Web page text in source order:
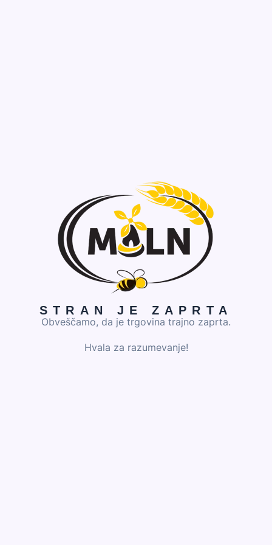
STRAN JE ZAPRTA
Obveščamo, da je trgovina trajno zaprta.
Hvala za razumevanje!